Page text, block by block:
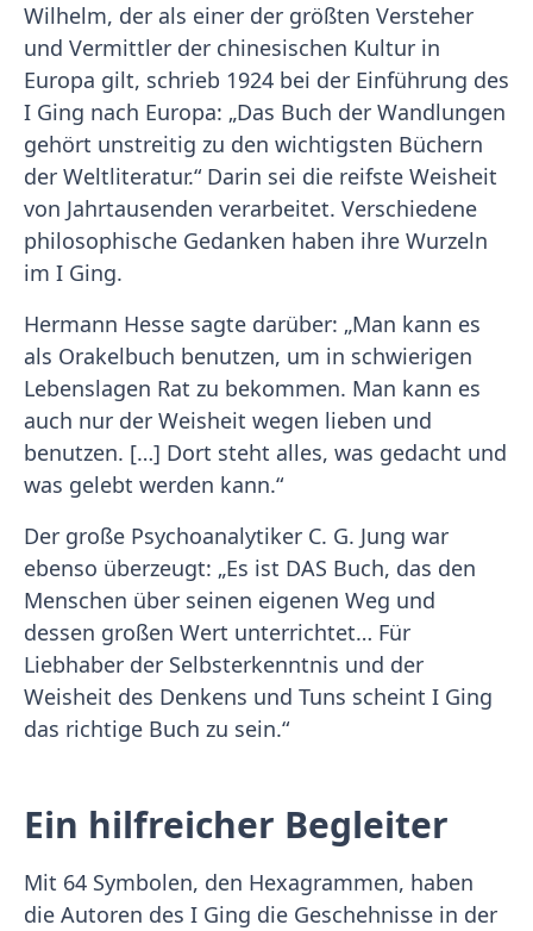
Wilhelm, der als einer der größten Versteher
und Vermittler der chinesischen Kultur in
Europa gilt, schrieb 1924 bei der Einführung des
I Ging nach Europa: „Das Buch der Wandlungen
gehört unstreitig zu den wichtigsten Büchern
der Weltliteratur.“ Darin sei die reifste Weisheit
von Jahrtausenden verarbeitet. Verschiedene
philosophische Gedanken haben ihre Wurzeln
im I Ging.
Hermann Hesse sagte darüber: „Man kann es
als Orakelbuch benutzen, um in schwierigen
Lebenslagen Rat zu bekommen. Man kann es
auch nur der Weisheit wegen lieben und
benutzen. […] Dort steht alles, was gedacht und
was gelebt werden kann.“
Der große Psychoanalytiker C. G. Jung war
ebenso überzeugt: „Es ist DAS Buch, das den
Menschen über seinen eigenen Weg und
dessen großen Wert unterrichtet… Für
Liebhaber der Selbsterkenntnis und der
Weisheit des Denkens und Tuns scheint I Ging
das richtige Buch zu sein.“
Ein hilfreicher Begleiter
Mit 64 Symbolen, den Hexagrammen, haben
die Autoren des I Ging die Geschehnisse in der